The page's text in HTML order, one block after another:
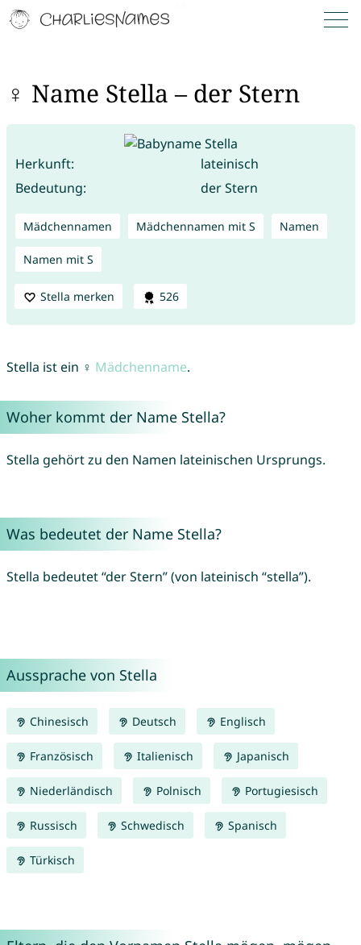
♀ Name Stella – der Stern
Herkunft:
lateinisch
Bedeutung:
der Stern
Mädchennamen Mädchennamen mit S Namen
Namen mit S
Stella merken 526
Stella ist ein ♀ Mädchenname.
Woher kommt der Name Stella?
Stella gehört zu den Namen lateinischen Ursprungs.
Was bedeutet der Name Stella?
Stella bedeutet “der Stern” (von lateinisch “stella”).
Aussprache von Stella
Chinesisch Deutsch Englisch
Französisch Italienisch Japanisch
Niederländisch Polnisch Portugiesisch
Russisch Schwedisch Spanisch
Türkisch